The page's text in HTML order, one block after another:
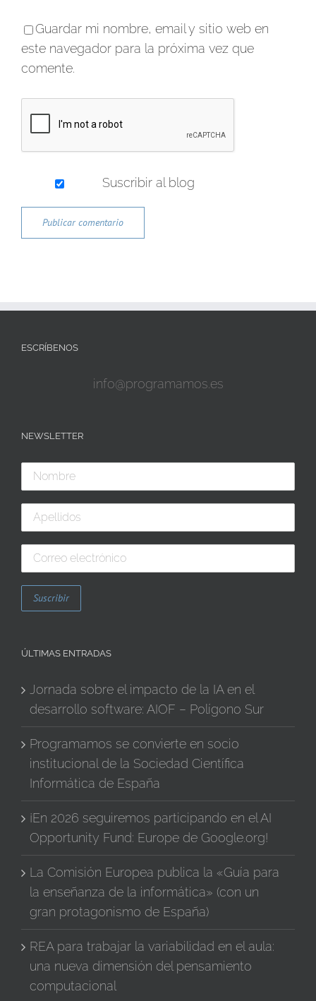
Guardar mi nombre, email y sitio web en
este navegador para la próxima vez que
comente.
Suscribir al blog
ESCRÍBENOS
info@programamos.es
NEWSLETTER
ÚLTIMAS ENTRADAS
Jornada sobre el impacto de la IA en el
desarrollo software: AIOF – Polígono Sur
Programamos se convierte en socio
institucional de la Sociedad Científica
Informática de España
¡En 2026 seguiremos participando en el AI
Opportunity Fund: Europe de Google.org!
La Comisión Europea publica la «Guía para
la enseñanza de la informática» (con un
gran protagonismo de España)
REA para trabajar la variabilidad en el aula:
una nueva dimensión del pensamiento
computacional